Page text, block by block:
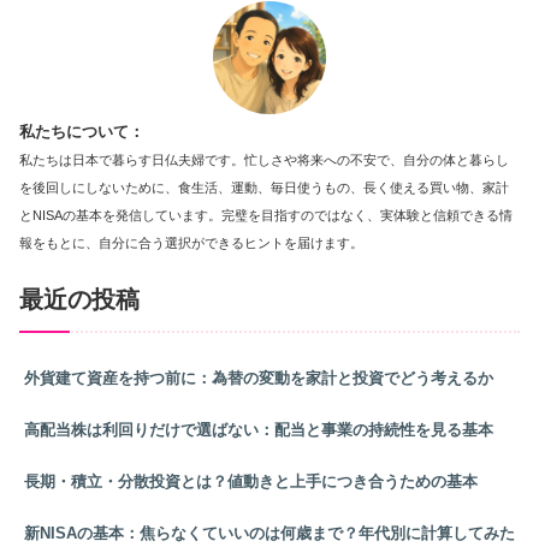
私たちについて：
私たちは日本で暮らす日仏夫婦です。忙しさや将来への不安で、自分の体と暮らし
を後回しにしないために、食生活、運動、毎日使うもの、長く使える買い物、家計
とNISAの基本を発信しています。完璧を目指すのではなく、実体験と信頼できる情
報をもとに、自分に合う選択ができるヒントを届けます。
最近の投稿
外貨建て資産を持つ前に：為替の変動を家計と投資でどう考えるか
高配当株は利回りだけで選ばない：配当と事業の持続性を見る基本
長期・積立・分散投資とは？値動きと上手につき合うための基本
新NISAの基本：焦らなくていいのは何歳まで？年代別に計算してみた